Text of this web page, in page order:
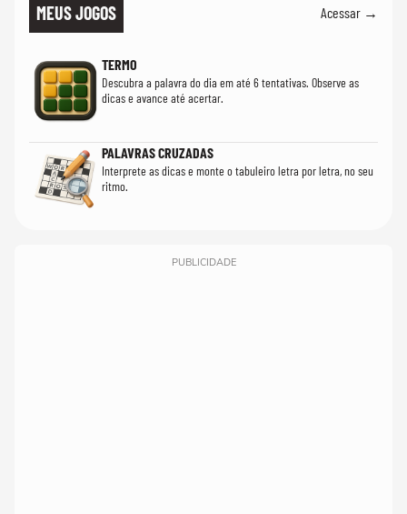
MEUS JOGOS Acessar →
TERMO
Descubra a palavra do dia em até 6 tentativas. Observe as
dicas e avance até acertar.
PALAVRAS CRUZADAS
Interprete as dicas e monte o tabuleiro letra por letra, no seu
ritmo.
PUBLICIDADE